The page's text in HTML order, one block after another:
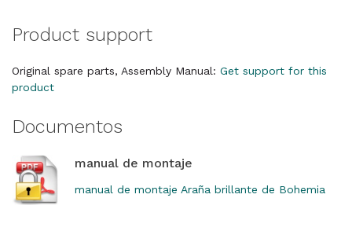
Product support
Original spare parts, Assembly Manual: Get support for this
product
Documentos
manual de montaje
manual de montaje Araña brillante de Bohemia